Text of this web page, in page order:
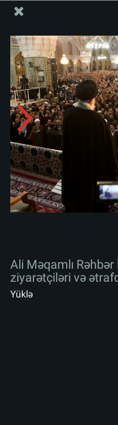
Ali Məqamlı Rəhbər
və ətrafda yaşayan
Ali Məqamlı
ziyarətçiləri və
Yüklə